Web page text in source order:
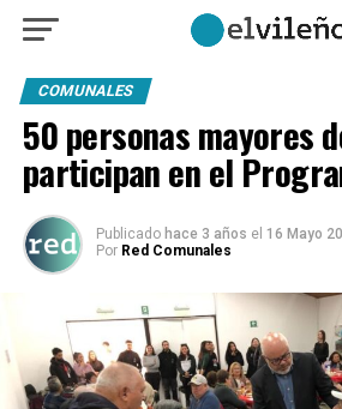
COMUNALES
50 personas mayores
participan en el
Publicado hace 3 años el 16 Mayo
Por Red Comunales